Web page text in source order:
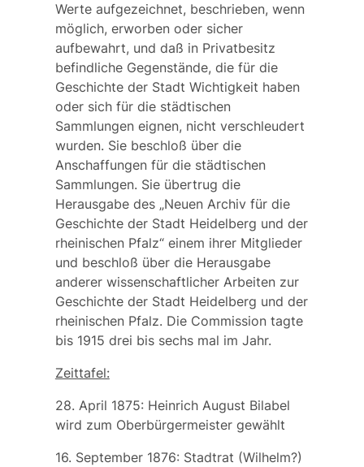
Werte aufgezeichnet, beschrieben, wenn
möglich, erworben oder sicher
aufbewahrt, und daß in Privatbesitz
befindliche Gegenstände, die für die
Geschichte der Stadt Wichtigkeit haben
oder sich für die städtischen
Sammlungen eignen, nicht verschleudert
wurden. Sie beschloß über die
Anschaffungen für die städtischen
Sammlungen. Sie übertrug die
Herausgabe des „Neuen Archiv für die
Geschichte der Stadt Heidelberg und der
rheinischen Pfalz“ einem ihrer Mitglieder
und beschloß über die Herausgabe
anderer wissenschaftlicher Arbeiten zur
Geschichte der Stadt Heidelberg und der
rheinischen Pfalz. Die Commission tagte
bis 1915 drei bis sechs mal im Jahr.
Zeittafel:
28. April 1875: Heinrich August Bilabel
wird zum Oberbürgermeister gewählt
16. September 1876: Stadtrat (Wilhelm?)